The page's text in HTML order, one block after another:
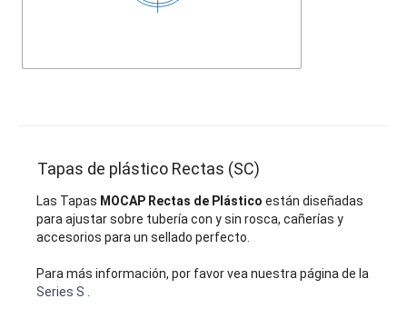
Tapas de plástico Rectas (SC)
Las Tapas MOCAP Rectas de Plástico están diseñadas
para ajustar sobre tubería con y sin rosca, cañerías y
accesorios para un sellado perfecto.
Para más información, por favor vea nuestra página de la
Series S